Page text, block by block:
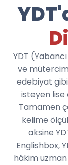
YDT
ve
edebiyat
isteyen lise
Tamamen
kelime
aksine
Englishbox,
hâkim uzman